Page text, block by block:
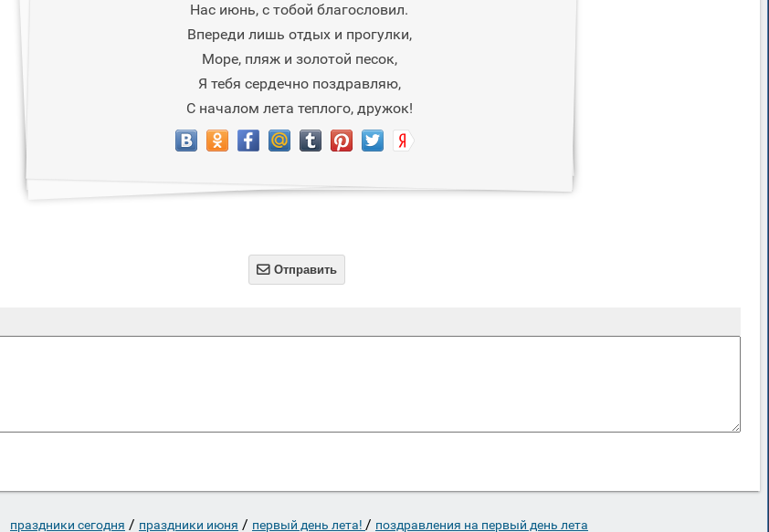
Нас июнь, с тобой благословил.
Впереди лишь отдых и прогулки,
Море, пляж и золотой песок,
Я тебя сердечно поздравляю,
С началом лета теплого, дружок!
 Отправить
праздники сегодня / праздники июня / первый день лета! / поздравления на первый день лета